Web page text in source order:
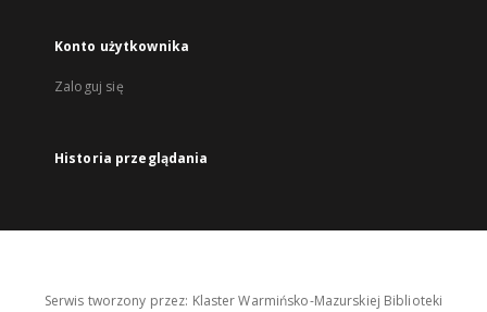
Konto użytkownika
Zaloguj się
Historia przeglądania
Serwis tworzony przez: Klaster Warmińsko-Mazurskiej Biblioteki